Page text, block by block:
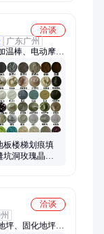
洽谈
广东广州
温棒、电动摩
板楼梯划痕填
坑洞玫瑰晶电
洽谈
坪、固化地坪、